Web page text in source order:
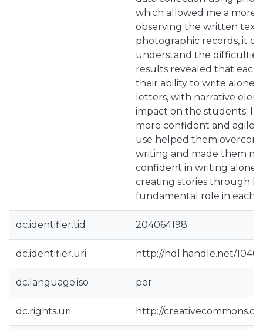
which allowed me a more
observing the written
photographic records, it
understand the
results revealed that
their ability to write alone
letters, with narrative
impact on the students'
more confident and agile
use helped them
writing and made them
confident in writing alone.
creating stories through
fundamental role in each
dc.identifier.tid 204064198
dc.identifier.uri http://hdl.handle.net/
dc.language.iso por
dc.rights.uri http://